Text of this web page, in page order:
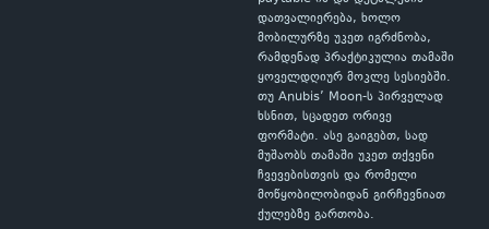
დათვალიერება, ხოლო
მობილურზე უკეთ იგრძნობა,
რამდენად პრაქტიკულია თამაში
ყოველდღიურ მოკლე სესიებში.
თუ Anubis’ Moon-ს პირველად
ხსნით, სცადეთ ორივე
ფორმატი. ასე გაიგებთ, სად
მუშაობს თამაში უკეთ თქვენი
ჩვევებისთვის და რომელი
მოწყობილობიდან გირჩევნიათ
ქულებზე გართობა.